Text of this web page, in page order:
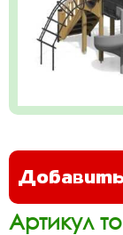
Артикул